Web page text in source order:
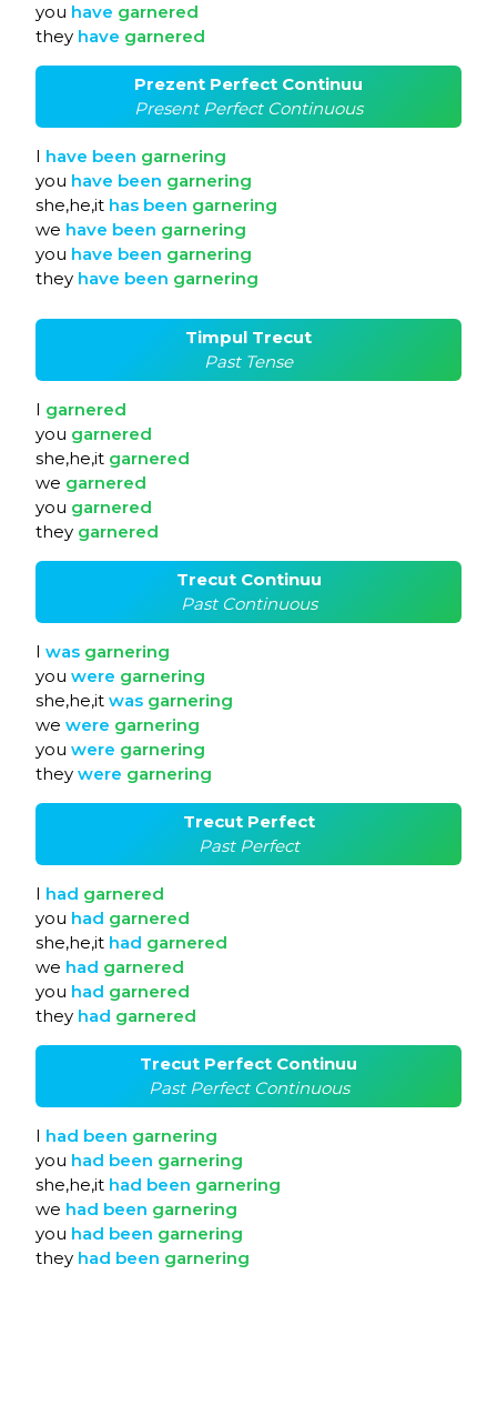
you have garnered
they have garnered
Prezent Perfect Continuu
Present Perfect Continuous
I have been garnering
you have been garnering
she,he,it has been garnering
we have been garnering
you have been garnering
they have been garnering
Timpul Trecut
Past Tense
I garnered
you garnered
she,he,it garnered
we garnered
you garnered
they garnered
Trecut Continuu
Past Continuous
I was garnering
you were garnering
she,he,it was garnering
we were garnering
you were garnering
they were garnering
Trecut Perfect
Past Perfect
I had garnered
you had garnered
she,he,it had garnered
we had garnered
you had garnered
they had garnered
Trecut Perfect Continuu
Past Perfect Continuous
I had been garnering
you had been garnering
she,he,it had been garnering
we had been garnering
you had been garnering
they had been garnering